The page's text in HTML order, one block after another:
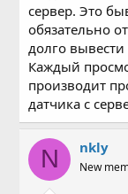
сервер. Это
обязательно
долго
Каждый
производит
датчика с
N nkly
New